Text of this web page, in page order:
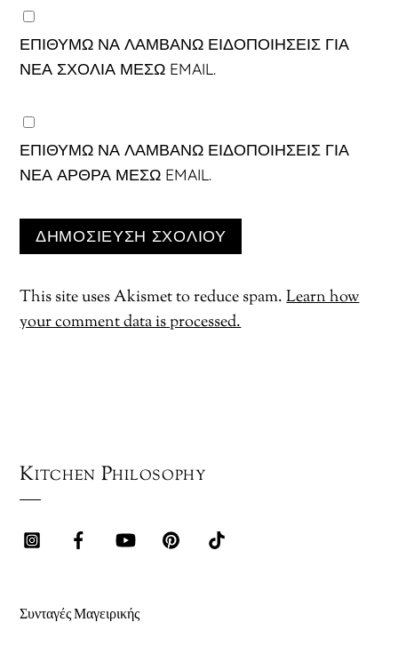
ΕΠΙΘΥΜΏ ΝΑ ΛΑΜΒΆΝΩ ΕΙΔΟΠΟΙΉΣΕΙΣ ΓΙΑ
ΝΈΑ ΣΧΌΛΙΑ ΜΈΣΩ EMAIL.
ΕΠΙΘΥΜΏ ΝΑ ΛΑΜΒΆΝΩ ΕΙΔΟΠΟΙΉΣΕΙΣ ΓΙΑ
ΝΈΑ ΆΡΘΡΑ ΜΈΣΩ EMAIL.
This site uses Akismet to reduce spam.Learn how
your comment data is processed.
Kitchen Philosophy
Συνταγές Μαγειρικής